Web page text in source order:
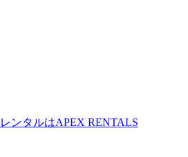
ンタルはAPEX RENTALS